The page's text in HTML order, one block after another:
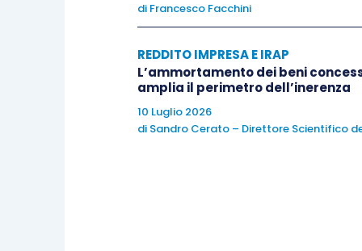
di cui all’articolo 90 Tuir (ferma
Tuir per i soggetti Ires), e quellidi
costi afferenti gli immobili stessi
di Francesco Facchini
REDDITO IMPRESA E IRAP
L’ammortamento dei beni
amplia il perimetro dell’inerenza
10 Luglio 2026
di Sandro Cerato – Direttore Scientifico